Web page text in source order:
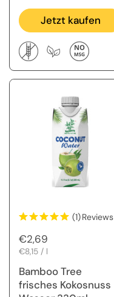
Jetzt kaufen
(1)Reviews
Regulärer Preis
€2,69
Stückpreis
€8,15 / l
Bamboo Tree
frisches Kokosnuss